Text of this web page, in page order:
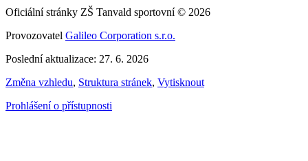
Oficiální stránky ZŠ Tanvald sportovní © 2026
Provozovatel Galileo Corporation s.r.o.
Poslední aktualizace: 27. 6. 2026
Změna vzhledu, Struktura stránek, Vytisknout
Prohlášení o přístupnosti